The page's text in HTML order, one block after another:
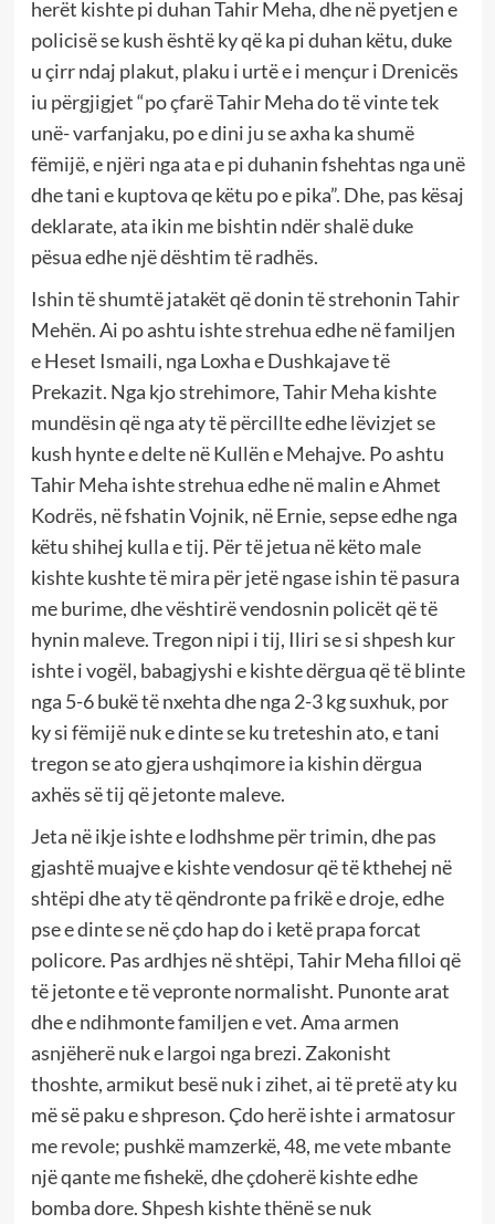
herët kishte pi duhan Tahir Meha, dhe në pyetjen e
policisë se kush është ky që ka pi duhan këtu, duke
u çirr ndaj plakut, plaku i urtë e i mençur i Drenicës
iu përgjigjet “po çfarë Tahir Meha do të vinte tek
unë- varfanjaku, po e dini ju se axha ka shumë
fëmijë, e njëri nga ata e pi duhanin fshehtas nga unë
dhe tani e kuptova qe këtu po e pika”. Dhe, pas kësaj
deklarate, ata ikin me bishtin ndër shalë duke
pësua edhe një dështim të radhës.
Ishin të shumtë jatakët që donin të strehonin Tahir
Mehën. Ai po ashtu ishte strehua edhe në familjen
e Heset Ismaili, nga Loxha e Dushkajave të
Prekazit. Nga kjo strehimore, Tahir Meha kishte
mundësin që nga aty të përcillte edhe lëvizjet se
kush hynte e delte në Kullën e Mehajve. Po ashtu
Tahir Meha ishte strehua edhe në malin e Ahmet
Kodrës, në fshatin Vojnik, në Ernie, sepse edhe nga
këtu shihej kulla e tij. Për të jetua në këto male
kishte kushte të mira për jetë ngase ishin të pasura
me burime, dhe vështirë vendosnin policët që të
hynin maleve. Tregon nipi i tij, Iliri se si shpesh kur
ishte i vogël, babagjyshi e kishte dërgua që të blinte
nga 5-6 bukë të nxehta dhe nga 2-3 kg suxhuk, por
ky si fëmijë nuk e dinte se ku treteshin ato, e tani
tregon se ato gjera ushqimore ia kishin dërgua
axhës së tij që jetonte maleve.
Jeta në ikje ishte e lodhshme për trimin, dhe pas
gjashtë muajve e kishte vendosur që të kthehej në
shtëpi dhe aty të qëndronte pa frikë e droje, edhe
pse e dinte se në çdo hap do i ketë prapa forcat
policore. Pas ardhjes në shtëpi, Tahir Meha filloi që
të jetonte e të vepronte normalisht. Punonte arat
dhe e ndihmonte familjen e vet. Ama armen
asnjëherë nuk e largoi nga brezi. Zakonisht
thoshte, armikut besë nuk i zihet, ai të pretë aty ku
më së paku e shpreson. Çdo herë ishte i armatosur
me revole; pushkë mamzerkë, 48, me vete mbante
një qante me fishekë, dhe çdoherë kishte edhe
bomba dore. Shpesh kishte thënë se nuk